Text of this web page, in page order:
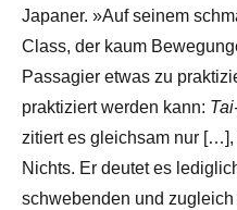
Japaner. »Auf seinem
Class, der kaum
Passagier etwas zu
praktiziert werden kann:
zitiert es gleichsam nur
Nichts. Er deutet es
schwebenden und